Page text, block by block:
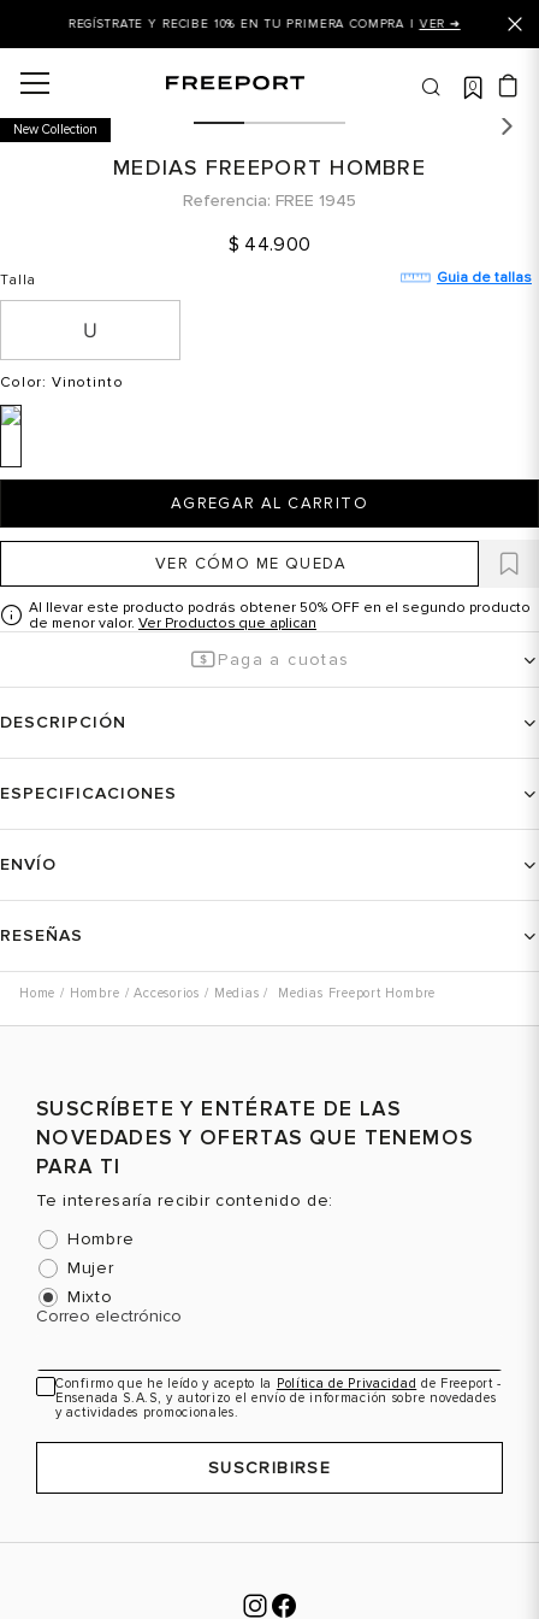
REGÍSTRATE Y RECIBE 10% EN TU PRIMERA COMPRA |VER ➜
0
New Collection
MEDIAS FREEPORT HOMBRE
Referencia FREE 1945
$ 44.900
Talla Guia de tallas
Color: Vinotinto
AGREGAR AL CARRITO
VER CÓMO ME QUEDA
Al llevar este producto podrás obtener 50% OFF en el segundo producto
de menor valor. Ver Productos que aplican
Paga a cuotas
DESCRIPCIÓN
ESPECIFICACIONES
ENVÍO
RESEÑAS
Hombre Accesorios Medias Medias Freeport Hombre
SUSCRÍBETE Y ENTÉRATE DE LAS
NOVEDADES Y OFERTAS QUE TENEMOS
PARA TI
Te interesaría recibir contenido de:
Hombre
Mujer
Mixto
Correo electrónico
Confirmo que he leído y acepto la Política de Privacidad de Freeport -
Ensenada S.A.S, y autorizo el envío de información sobre novedades
y actividades promocionales.
SUSCRIBIRSE
balance
balance 574
mujer